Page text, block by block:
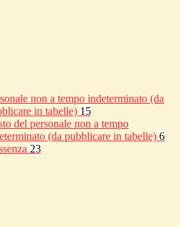
non a tempo indeterminato (da
in tabelle) 15
del personale non a tempo
(da pubblicare in tabelle) 6
23